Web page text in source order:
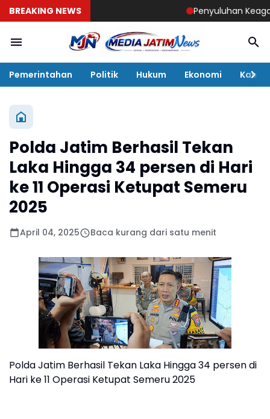
BREAKING NEWS Penyuluhan
Pemerintahan Politik Hukum Ekonomi Kabar
Polda Jatim Berhasil Tekan
Laka Hingga 34 persen di Hari
ke 11 Operasi Ketupat Semeru
2025
April 04, 2025 Baca kurang dari satu menit
Polda Jatim Berhasil Tekan Laka Hingga 34 persen di
Hari ke 11 Operasi Ketupat Semeru 2025